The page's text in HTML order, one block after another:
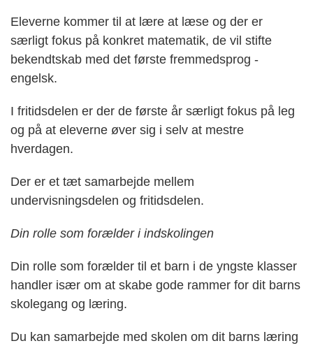
Eleverne kommer til at lære at læse og der er
særligt fokus på konkret matematik, de vil stifte
bekendtskab med det første fremmedsprog -
engelsk.
I fritidsdelen er der de første år særligt fokus på leg
og på at eleverne øver sig i selv at mestre
hverdagen.
Der er et tæt samarbejde mellem
undervisningsdelen og fritidsdelen.
Din rolle som forælder i indskolingen
Din rolle som forælder til et barn i de yngste klasser
handler især om at skabe gode rammer for dit barns
skolegang og læring.
Du kan samarbejde med skolen om dit barns læring